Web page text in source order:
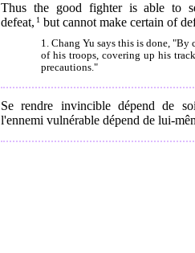
Thus the good fighter is able to
defeat, 1 but cannot make certain of
1. Chang Yu says this is done,
of his troops, covering up his
precautions."
Se rendre invincible dépend de
l'ennemi vulnérable dépend de lui-